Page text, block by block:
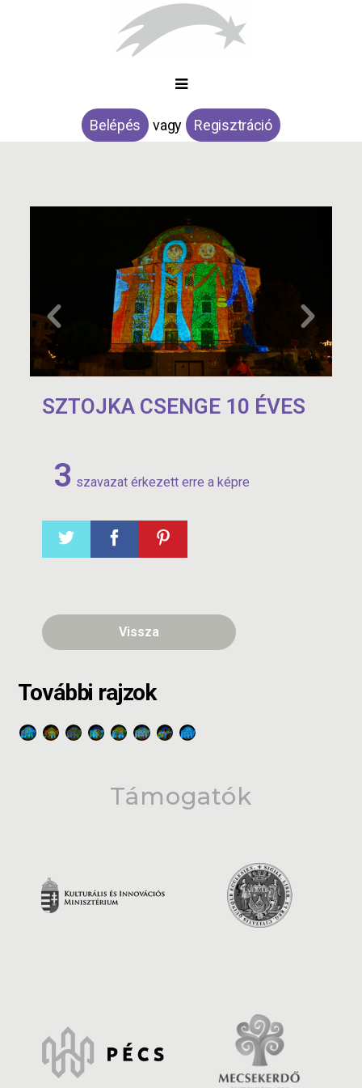
Belépés vagy Regisztráció
SZTOJKA CSENGE 10 ÉVES
3 szavazat érkezett erre a képre
Vissza
További rajzok
Támogatók